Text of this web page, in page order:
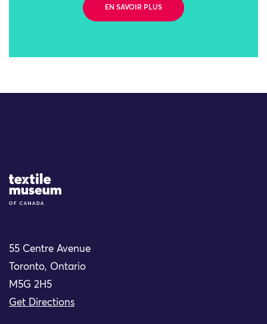
EN SAVOIR PLUS
Site Logo
55 Centre Avenue
Toronto, Ontario
M5G 2H5
Get Directions